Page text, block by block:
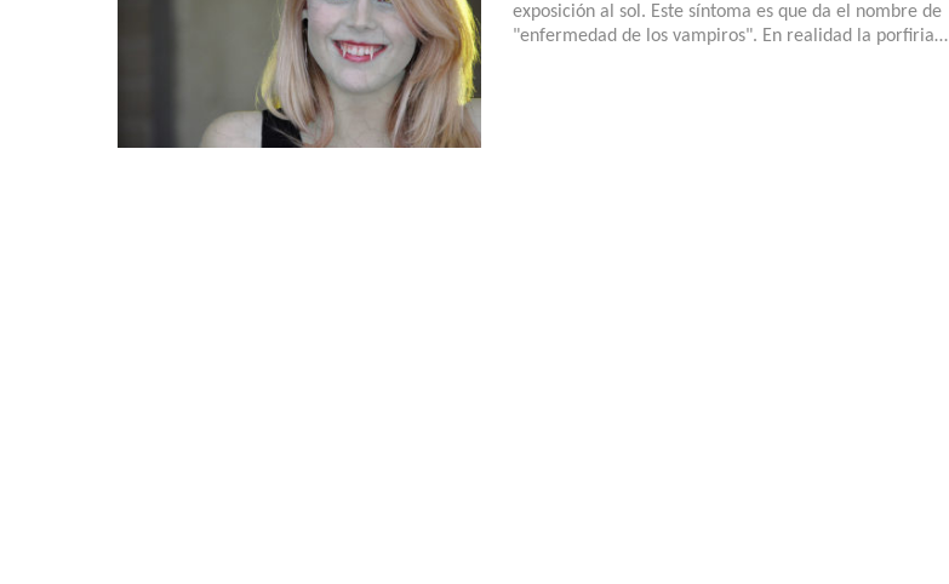
exposición al sol. Este síntoma es que da el nombre de
"enfermedad de los vampiros". En realidad la porfiria…